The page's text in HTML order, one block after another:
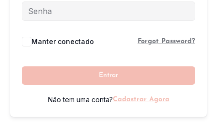
Manter conectado Forgot Password?
Entrar
Não tem uma conta?Cadastrar Agora